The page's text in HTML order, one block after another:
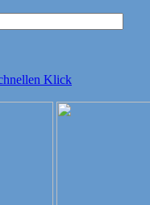
Klick